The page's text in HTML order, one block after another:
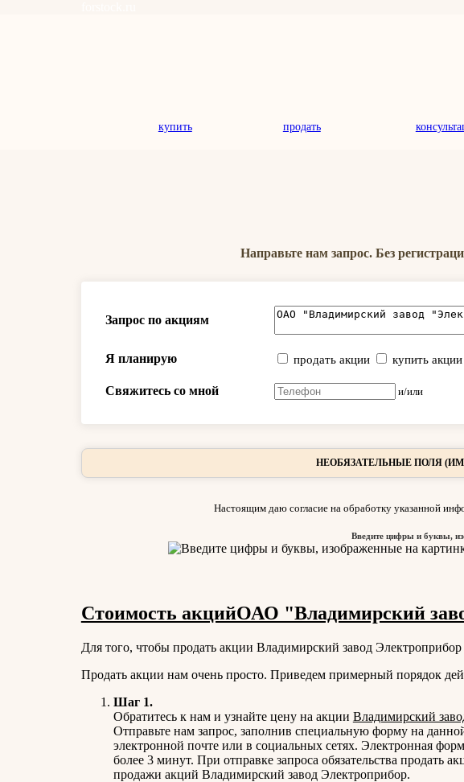
купить продать
Направьте нам запрос. Без
Запрос по акциям
Я планирую продать акции купить акции
Свяжитесь со мной и/или
НЕОБЯЗАТЕЛЬНЫЕ ПОЛЯ
Настоящим даю согласие на обработку указанной
Введите цифры и буквы,
Стоимость акцийОАО "Владимирский
Для того, чтобы продать акции Владимирский завод Электроприбор
Продать акции нам очень просто. Приведем примерный порядок
Шаг 1.
Обратитесь к нам и узнайте цену на акции Владимирский
Отправьте нам запрос, заполнив специальную форму на
электронной почте или в социальных сетях. Электронная
более 3 минут. При отправке запроса обязательства продать
продажи акций Владимирский завод Электроприбор.